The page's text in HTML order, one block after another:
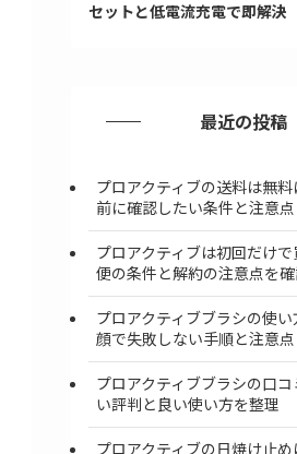
セットと低電流充電で即解決
最近の投稿
プロアクティブの送料は無
前に確認したい条件と注意点
プロアクティブは初回だけ
便の条件と解約の注意点を
プロアクティブブラシの使
顔で失敗しない手順と注意点
プロアクティブブラシの口
い評判と良い使い方を整理
プロアクティブの日焼け止